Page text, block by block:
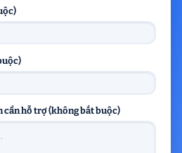
cần hỗ trợ (không bắt buộc)